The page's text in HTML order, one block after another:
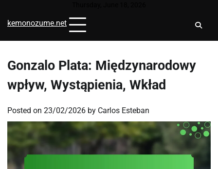
content
kemonozume.net
Gonzalo Plata: Międzynarodowy
wpływ, Wystąpienia, Wkład
Posted on 23/02/2026 by Carlos Esteban